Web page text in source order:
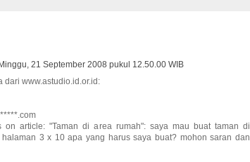
21 September 2008 pukul 12.50.00 WIB
dari www.astudio.id.or.id:
on article: "Taman di area rumah": saya mau buat taman di
3 x 10 apa yang harus saya buat? mohon saran dan